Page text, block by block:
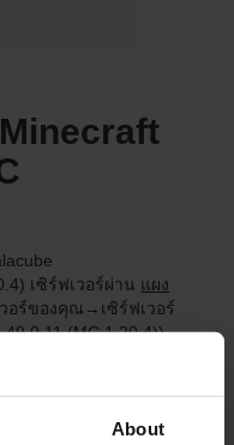
About
เซิร์ฟเวอร์ผ่าน แผง
อร์ของคุณ→เซิร์ฟเวอร์
(MC 1.20.4))